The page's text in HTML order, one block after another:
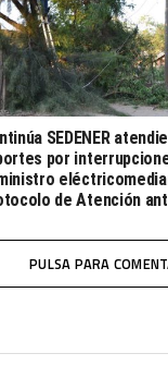
SEDENER
por
de Atención
PULSA PARA